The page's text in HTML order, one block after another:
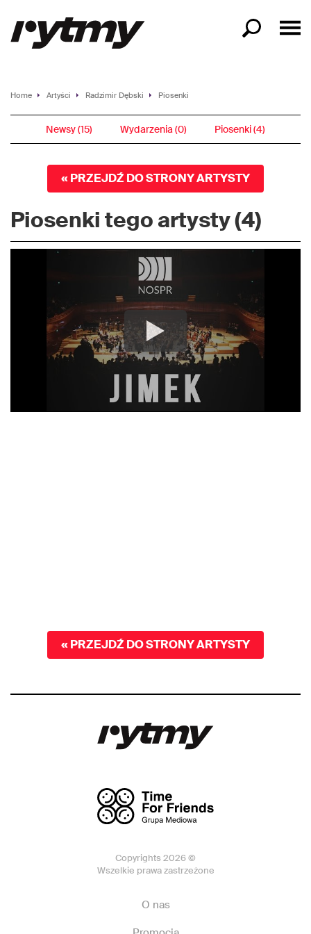
Home Artyści Radzimir Dębski Piosenki
Newsy (15) Wydarzenia (0) Piosenki (4)
« PRZEJDŹ DO STRONY ARTYSTY
Piosenki tego artysty (4)
« PRZEJDŹ DO STRONY ARTYSTY
Copyrights 2026 ©
Wszelkie prawa zastrzeżone
O nas